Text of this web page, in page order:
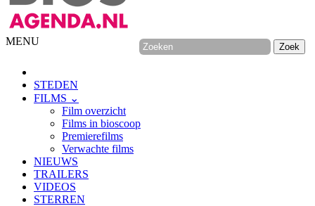
MENU
STEDEN
FILMS ⌄
Film overzicht
Films in bioscoop
Premierefilms
Verwachte films
NIEUWS
TRAILERS
VIDEOS
STERREN